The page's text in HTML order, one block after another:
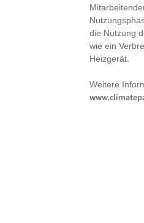
die Nutzung
wie ein
Heizgerät.
Weitere